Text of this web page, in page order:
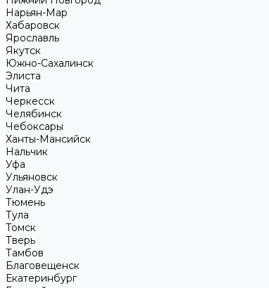
Нарьян-Мар
Хабаровск
Ярославль
Якутск
Южно-Сахалинск
Элиста
Чита
Черкесск
Челябинск
Чебоксары
Ханты-Мансийск
Нальчик
Уфа
Ульяновск
Улан-Удэ
Тюмень
Тула
Томск
Тверь
Тамбов
Благовещенск
Екатеринбург